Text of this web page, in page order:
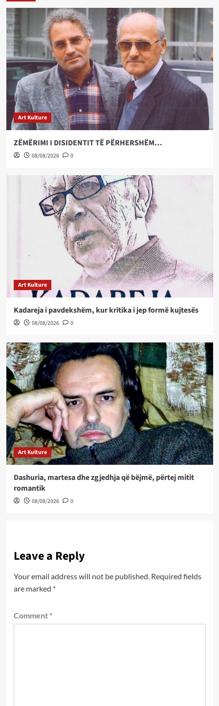
Art Kulture
ZËMËRIMI I DISIDENTIT TË PËRHERSHËM…
08/08/2026 0
Art Kulture
Kadareja i pavdekshëm, kur kritika i jep formë kujtesës
08/08/2026 0
Art Kulture
Dashuria, martesa dhe zgjedhja që bëjmë, përtej mitit
romantik
08/08/2026 0
Leave a Reply
Your email address will not be published. Required fields
are marked *
Comment *